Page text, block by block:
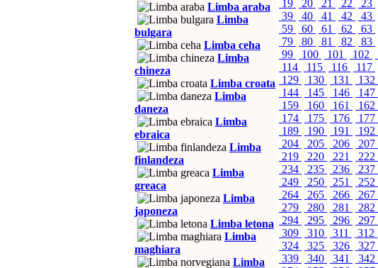
Limba araba
Limba
bulgara
Limba ceha
Limba
chineza
Limba croata
Limba
daneza
Limba
ebraica
Limba
finlandeza
Limba
greaca
Limba
japoneza
Limba letona
Limba
maghiara
Limba
19
20 21 22 23
39
40 41 42 43
59
60 61 62 63
79
80 81 82 83
99
100 101 102
114
115 116 117
129
130 131 132
144
145 146 147
159
160 161 162
174
175 176 177
189
190 191 192
204
205 206 207
219
220 221 222
234
235 236 237
249
250 251 252
264
265 266 267
279
280 281 282
294
295 296 297
309
310 311 312
324
325 326 327
339
340 341 342